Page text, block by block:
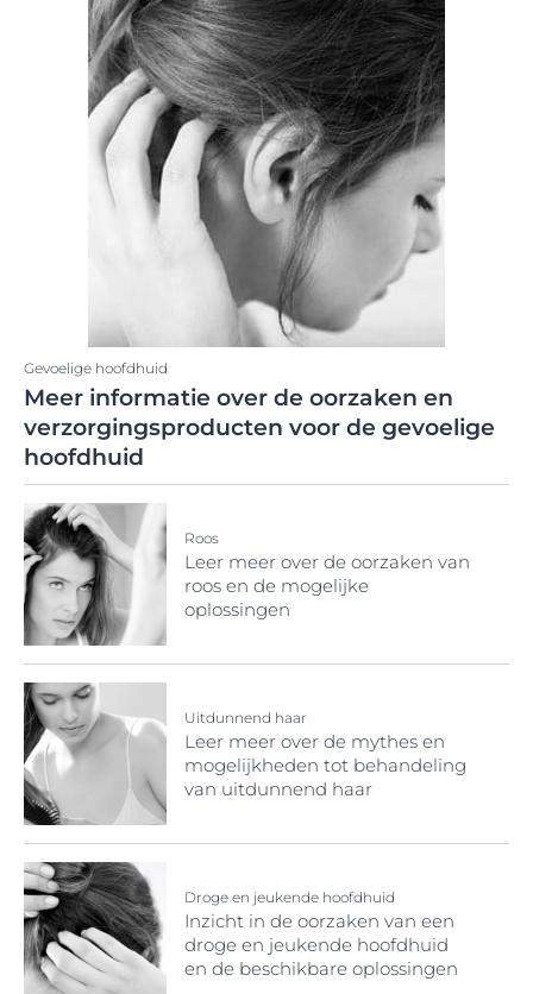
Gevoelige hoofdhuid
Meer informatie over de oorzaken en
verzorgingsproducten voor de gevoelige
hoofdhuid
Roos
Leer meer over de oorzaken van
roos en de mogelijke
oplossingen
Uitdunnend haar
Leer meer over de mythes en
mogelijkheden tot behandeling
van uitdunnend haar
Droge en jeukende hoofdhuid
Inzicht in de oorzaken van een
droge en jeukende hoofdhuid
en de beschikbare oplossingen